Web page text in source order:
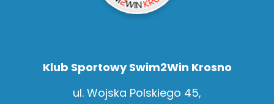
Klub Sportowy Swim2Win Krosno
ul. Wojska Polskiego 45,